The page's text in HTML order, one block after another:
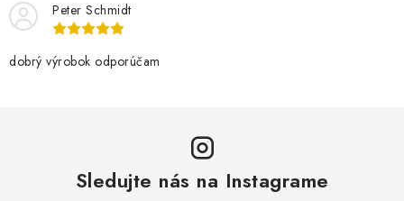
Peter Schmidt
dobrý výrobok odporúčam
Sledujte nás na Instagrame